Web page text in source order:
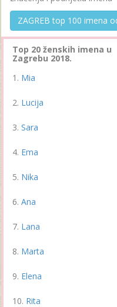
ZAGREB top 100 imena
Top 20 ženskih imena u
Zagrebu 2018.
Mia
Lucija
Sara
Ema
Nika
Ana
Lana
Marta
Elena
Rita